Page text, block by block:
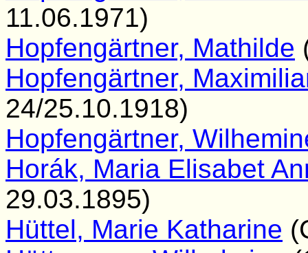
11.06.1971)
Hopfengärtner, Mathilde
Hopfengärtner,
24/25.10.1918)
Hopfengärtner,
Horák, Maria Elisabet
29.03.1895)
Hüttel, Marie Katharine